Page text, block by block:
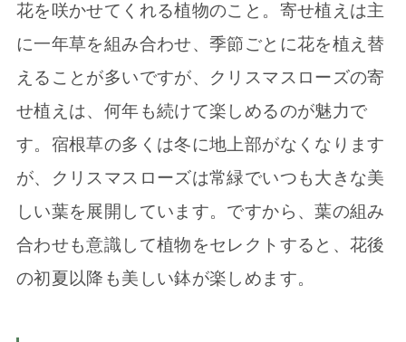
花を咲かせてくれる植物のこと。寄せ植えは主
に一年草を組み合わせ、季節ごとに花を植え替
えることが多いですが、クリスマスローズの寄
せ植えは、何年も続けて楽しめるのが魅力で
す。宿根草の多くは冬に地上部がなくなります
が、クリスマスローズは常緑でいつも大きな美
しい葉を展開しています。ですから、葉の組み
合わせも意識して植物をセレクトすると、花後
の初夏以降も美しい鉢が楽しめます。